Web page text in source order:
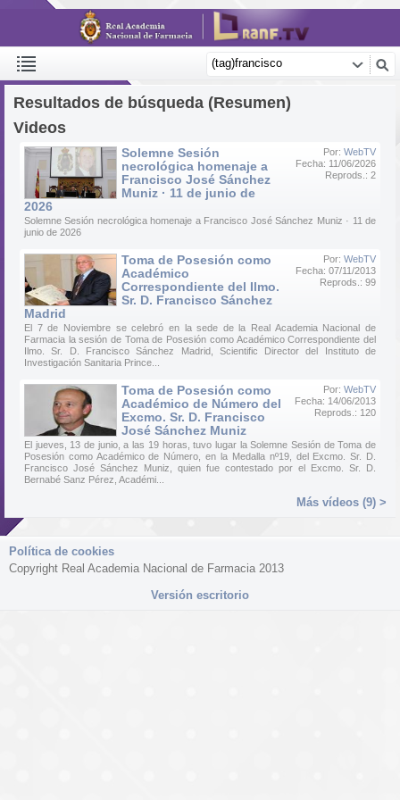
Resultados de búsqueda (Resumen)
Videos
Por: WebTV
Fecha: 11/06/2026
Reprods.: 2
Solemne Sesión
necrológica homenaje a
Francisco José Sánchez
Muniz · 11 de junio de
2026
Solemne Sesión necrológica homenaje a Francisco José Sánchez Muniz · 11 de
junio de 2026
Por: WebTV
Fecha: 07/11/2013
Reprods.: 99
Toma de Posesión como
Académico
Correspondiente del Ilmo.
Sr. D. Francisco Sánchez
Madrid
El 7 de Noviembre se celebró en la sede de la Real Academia Nacional de
Farmacia la sesión de Toma de Posesión como Académico Correspondiente del
Ilmo. Sr. D. Francisco Sánchez Madrid, Scientific Director del Instituto de
Investigación Sanitaria Prince...
Por: WebTV
Fecha: 14/06/2013
Reprods.: 120
Toma de Posesión como
Académico de Número del
Excmo. Sr. D. Francisco
José Sánchez Muniz
El jueves, 13 de junio, a las 19 horas, tuvo lugar la Solemne Sesión de Toma de
Posesión como Académico de Número, en la Medalla nº19, del Excmo. Sr. D.
Francisco José Sánchez Muniz, quien fue contestado por el Excmo. Sr. D.
Bernabé Sanz Pérez, Académi...
Más vídeos (9) >
Política de cookies
Copyright Real Academia Nacional de Farmacia 2013
Versión escritorio